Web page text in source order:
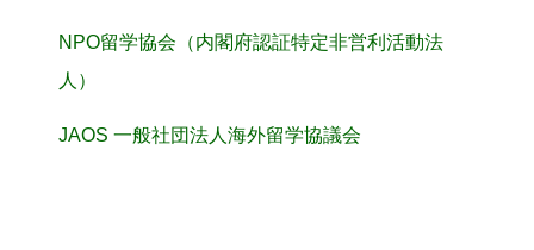
NPO留学協会（内閣府認証特定非営利活動法
人）
JAOS 一般社団法人海外留学協議会